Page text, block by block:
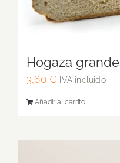
Hogaza grande
3,60 € IVA incluido
Añadir al carrito